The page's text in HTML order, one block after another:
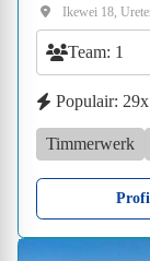
Ikewei 18,
Team: 1
Populair:
Timmerwerk